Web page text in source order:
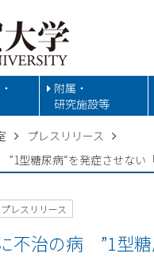
附属・
研究施設等
プレスリリース
”1型糖尿病“を発症させな
プレスリリース
不治の病 ”1型